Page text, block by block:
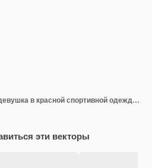
Коротко стриженная девушка в красной спортивной одежде перед омелой
эти векторы